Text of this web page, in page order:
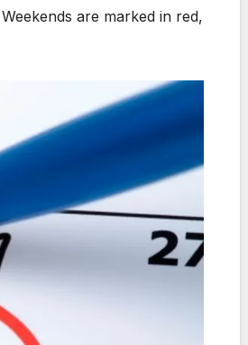
are marked in red,